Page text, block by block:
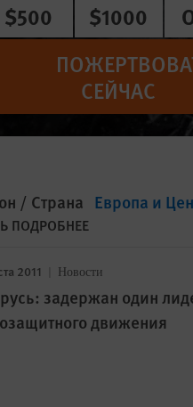
$500
$1000
СЕЙЧАС
/ Страна Европа и
ПОДРОБНЕЕ
2011 Новости
задержан один
движения